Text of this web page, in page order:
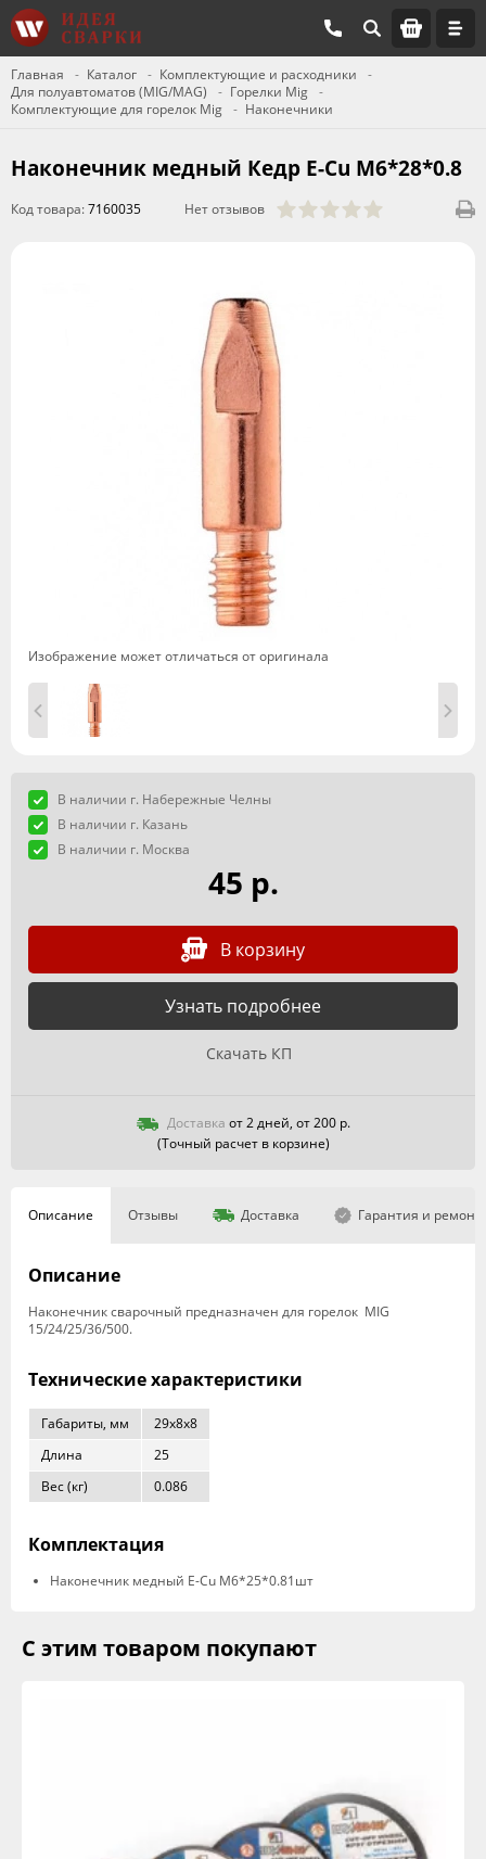
Главная Каталог
Комплектующие и расходники
Для полуавтоматов (MIG/MAG)
Горелки Mig
Комплектующие для горелок Mig
Наконечники
Наконечник медный Кедр E-Cu M6*28*0.8
Код товара:7160035 Нет отзывов
Изображение может отличаться от оригинала
В наличии г. Набережные Челны
В наличии г. Казань
В наличии г. Москва
45 р.
В корзину
Узнать подробнее
Скачать КП
Доставка от 2 дней, от 200 р.
(Точный расчет в корзине)
Описание Отзывы Доставка Гарантия и ремонт
Описание
Наконечник сварочный предназначен для горелок MIG
15/24/25/36/500.
Технические характеристики
Габариты, мм
29х8х8
Длина
25
Вес (кг)
0.086
Комплектация
Наконечник медный E-Cu M6*25*0.81шт
С этим товаром покупают